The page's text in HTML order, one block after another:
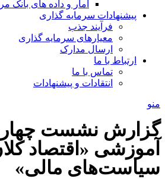
آمار و داده های بانک
پیشنهادات سرمایه گذاری
فرآیند جذب
معیارهای سرمایه گذاری
ارسال مدارک
ارتباط با ما
تماس با ما
انتقادات و پیشنهادات
منو
گزارش نشست
آموزشی «اقتصاد
سیاست‌های مالی»